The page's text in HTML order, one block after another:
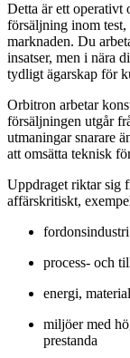
Detta är ett operativt
försäljning inom test,
marknaden. Du
insatser, men i nära
tydligt ägarskap för
Orbitron arbetar
försäljningen utgår
utmaningar snarare
att omsätta teknisk
Uppdraget riktar sig
affärskritiskt,
process- och
energi,
miljöer med
prestanda